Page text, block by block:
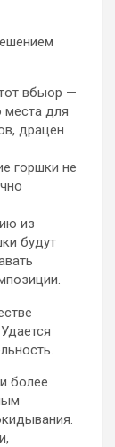
вбыор —
места для
драцен
горшки не
из
будут
более